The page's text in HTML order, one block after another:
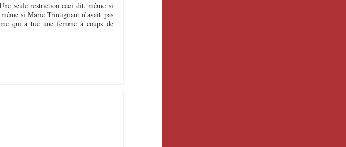
seule restriction ceci dit, même si
si Marie Trintignant n’avait pas
qui a tué une femme à coups de